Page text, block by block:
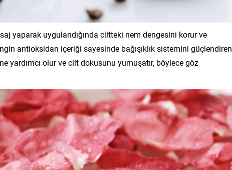
yaparak uygulandığında ciltteki nem dengesini korur ve
antioksidan içeriği sayesinde bağışıklık sistemini güçlendiren
yardımcı olur ve cilt dokusunu yumuşatır, böylece göz